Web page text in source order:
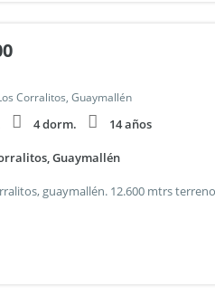
Corralitos, Guaymallén
4 dorm. 14 años
Guaymallén